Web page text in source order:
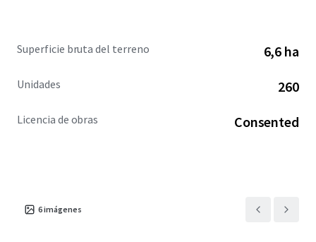
Superficie bruta del terreno 6,6 ha
Unidades 260
Licencia de obras Consented
6imágenes